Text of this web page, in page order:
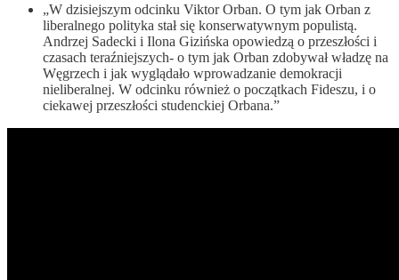
„W dzisiejszym odcinku Viktor Orban. O tym jak Orban z
liberalnego polityka stał się konserwatywnym populistą.
Andrzej Sadecki i Ilona Gizińska opowiedzą o przeszłości i
czasach teraźniejszych- o tym jak Orban zdobywał władzę na
Węgrzech i jak wyglądało wprowadzanie demokracji
nieliberalnej. W odcinku również o początkach Fideszu, i o
ciekawej przeszłości studenckiej Orbana.”